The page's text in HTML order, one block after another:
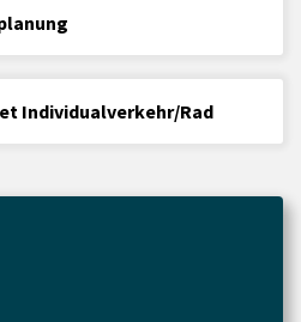
Individualverkehr/Rad